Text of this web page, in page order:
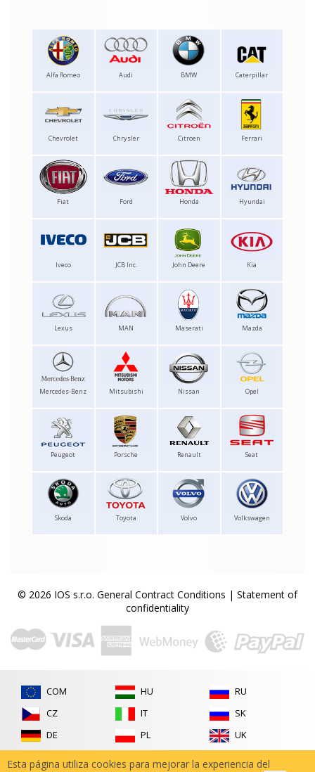
Alfa Romeo Audi BMW Caterpillar
Chevrolet Chrysler Citroen Ferrari
Fiat Ford Honda Hyundai
Iveco JCB Inc. John Deere Kia
Lexus MAN Maserati Mazda
Mercedes-Benz Mitsubishi Nissan Opel
Peugeot Porsche Renault Seat
Skoda Toyota Volvo Volkswagen
© 2026 IOS s.r.o. General Contract Conditions | Statement of
confidentiality
COM
CZ
DE
HU
IT
PL
RU
SK
UK
Esta página utiliza cookies para mejorar la experiencia del